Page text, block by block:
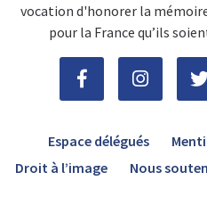
vocation d'honorer la
pour la France qu’ils
Espace délégués
Droit à l’image
Nous